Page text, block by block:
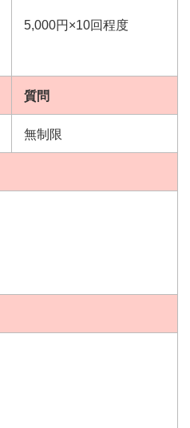
5,000円×10回程度
質問
無制限